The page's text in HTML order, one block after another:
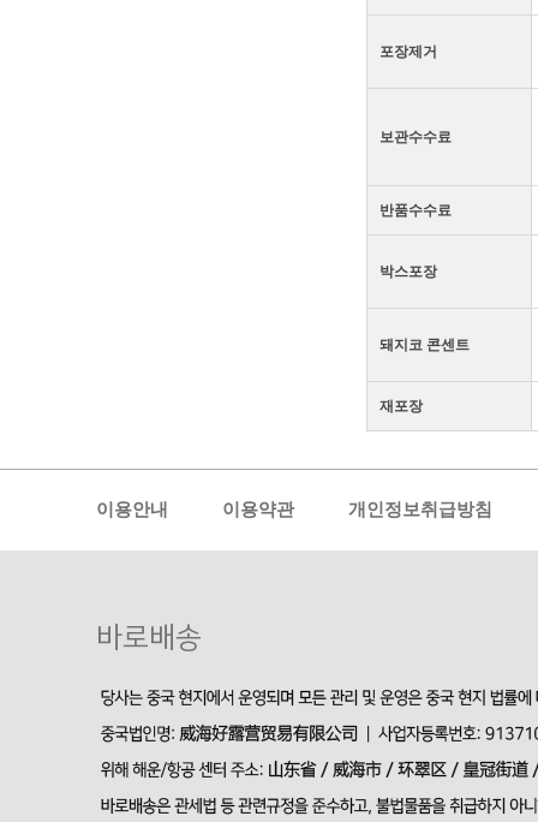
포장제거
보관수수료
반품수수료
박스포장
돼지코 콘센트
재포장
이용안내 이용약관 개인정보취급방침
바로배송